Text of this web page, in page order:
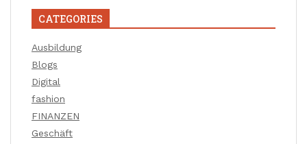
CATEGORIES
Ausbildung
Blogs
Digital
fashion
FINANZEN
Geschäft